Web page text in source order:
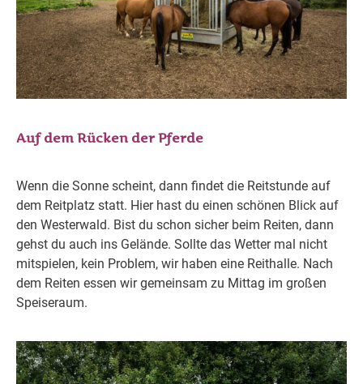
Auf dem Rücken der Pferde
Wenn die Sonne scheint, dann findet die Reitstunde auf
dem Reitplatz statt. Hier hast du einen schönen Blick auf
den Westerwald. Bist du schon sicher beim Reiten, dann
gehst du auch ins Gelände. Sollte das Wetter mal nicht
mitspielen, kein Problem, wir haben eine Reithalle. Nach
dem Reiten essen wir gemeinsam zu Mittag im großen
Speiseraum.